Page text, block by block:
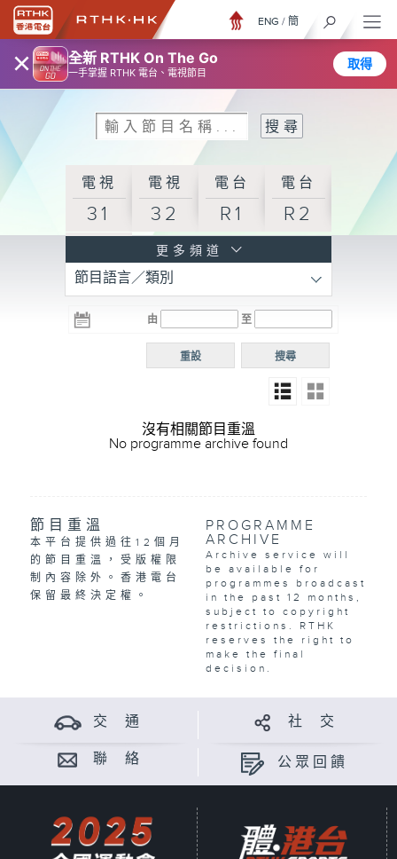
× 全新 RTHK On The Go
一手掌握 RTHK 電台、電視節目
取得
ENG / 簡
電視
31
電視
32
電台
R1
電台
R2
R3
電台 電台
R5
電台
普通
更多頻道
節目語言／類別
由 至
搜尋
重設
沒有相關節目重溫
No programme archive found
節目重溫
本平台提供過往12個月
的節目重溫，受版權限
制內容除外。香港電台
保留最終決定權。
PROGRAMME
ARCHIVE
Archive service will
be available for
programmes broadcast
in the past 12 months,
subject to copyright
restrictions. RTHK
reserves the right to
make the final
decision.
交 通 社 交
聯 絡 公眾回饋